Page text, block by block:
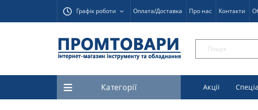
Графік роботи Оплата/Доставка Про нас Контакти
Категорії Акції